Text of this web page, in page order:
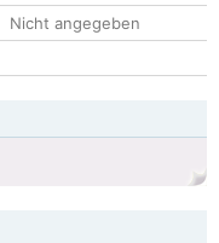
Nicht angegeben